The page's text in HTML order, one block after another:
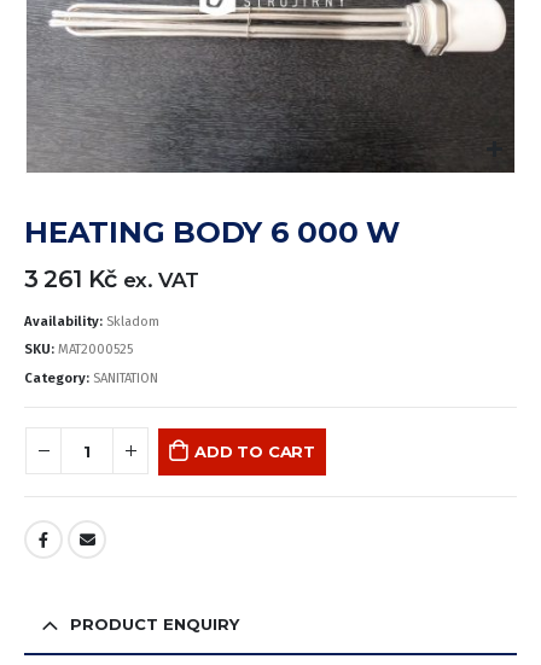
HEATING BODY 6 000 W
3 261 Kč ex. VAT
Availability: Skladom
SKU: MAT2000525
Category: SANITATION
ADD TO CART
PRODUCT ENQUIRY